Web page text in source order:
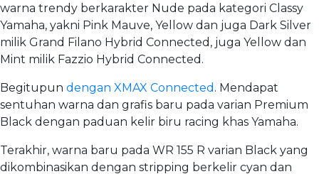
warna trendy berkarakter Nude pada kategori Classy
Yamaha, yakni Pink Mauve, Yellow dan juga Dark Silver
milik Grand Filano Hybrid Connected, juga Yellow dan
Mint milik Fazzio Hybrid Connected.
Begitupun dengan XMAX Connected . Mendapat
sentuhan warna dan grafis baru pada varian Premium
Black dengan paduan kelir biru racing khas Yamaha.
Terakhir, warna baru pada WR 155 R varian Black yang
dikombinasikan dengan stripping berkelir cyan dan